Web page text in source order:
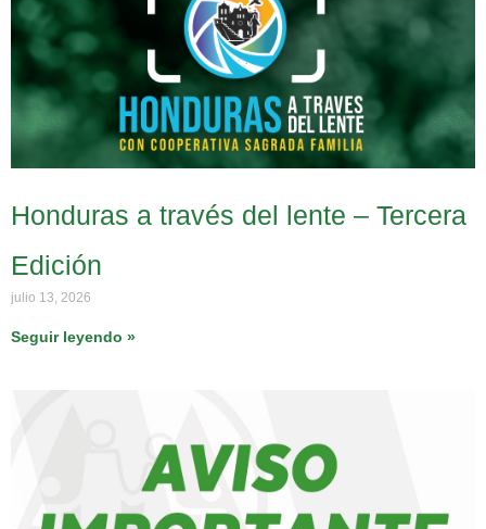
Honduras a través del lente – Tercera
Edición
julio 13, 2026
Seguir leyendo »